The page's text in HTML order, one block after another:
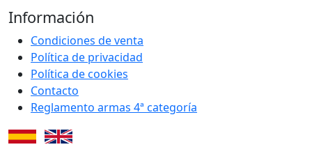
Información
Condiciones de venta
Política de privacidad
Política de cookies
Contacto
Reglamento armas 4ª categoría